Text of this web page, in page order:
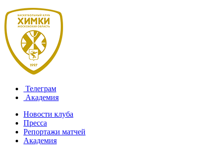
Телеграм
Академия
Новости клуба
Пресса
Репортажи матчей
Академия